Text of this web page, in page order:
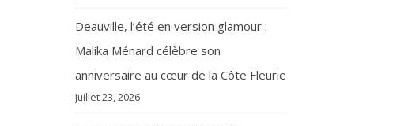
Deauville, l’été en version glamour :
Malika Ménard célèbre son
anniversaire au cœur de la Côte Fleurie
juillet 23, 2026